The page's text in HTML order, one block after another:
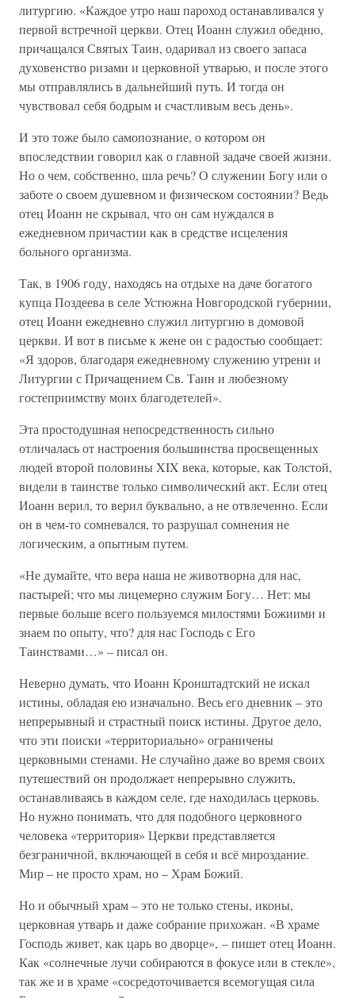
литургию. «Каждое утро наш пароход останавливался у
первой встречной церкви. Отец Иоанн служил обедню,
причащался Святых Таин, одаривал из своего запаса
духовенство ризами и церковной утварью, и после этого
мы отправлялись в дальнейший путь. И тогда он
чувствовал себя бодрым и счастливым весь день».
И это тоже было самопознание, о котором он
впоследствии говорил как о главной задаче своей жизни.
Но о чем, собственно, шла речь? О служении Богу или о
заботе о своем душевном и физическом состоянии? Ведь
отец Иоанн не скрывал, что он сам нуждался в
ежедневном причастии как в средстве исцеления
больного организма.
Так, в 1906 году, находясь на отдыхе на даче богатого
купца Поздеева в селе Устюжна Новгородской губернии,
отец Иоанн ежедневно служил литургию в домовой
церкви. И вот в письме к жене он с радостью сообщает:
«Я здоров, благодаря ежедневному служению утрени и
Литургии с Причащением Св. Таин и любезному
гостеприимству моих благодетелей».
Эта простодушная непосредственность сильно
отличалась от настроения большинства просвещенных
людей второй половины XIX века, которые, как Толстой,
видели в таинстве только символический акт. Если отец
Иоанн верил, то верил буквально, а не отвлеченно. Если
он в чем-то сомневался, то разрушал сомнения не
логическим, а опытным путем.
«Не думайте, что вера наша не животворна для нас,
пастырей; что мы лицемерно служим Богу… Нет: мы
первые больше всего пользуемся милостями Божиими и
знаем по опыту, что? для нас Господь с Его
Таинствами…» – писал он.
Неверно думать, что Иоанн Кронштадтский не искал
истины, обладая ею изначально. Весь его дневник – это
непрерывный и страстный поиск истины. Другое дело,
что эти поиски «территориально» ограничены
церковными стенами. Не случайно даже во время своих
путешествий он продолжает непрерывно служить,
останавливаясь в каждом селе, где находилась церковь.
Но нужно понимать, что для подобного церковного
человека «территория» Церкви представляется
безграничной, включающей в себя и всё мироздание.
Мир – не просто храм, но – Храм Божий.
Но и обычный храм – это не только стены, иконы,
церковная утварь и даже собрание прихожан. «В храме
Господь живет, как царь во дворце», – пишет отец Иоанн.
Как «солнечные лучи собираются в фокусе или в стекле»,
так же и в храме «сосредоточивается всемогущая сила